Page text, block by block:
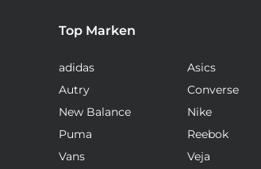
Top Marken
adidas
Asics
Autry
Converse
New Balance
Nike
Puma
Reebok
Vans
Veja